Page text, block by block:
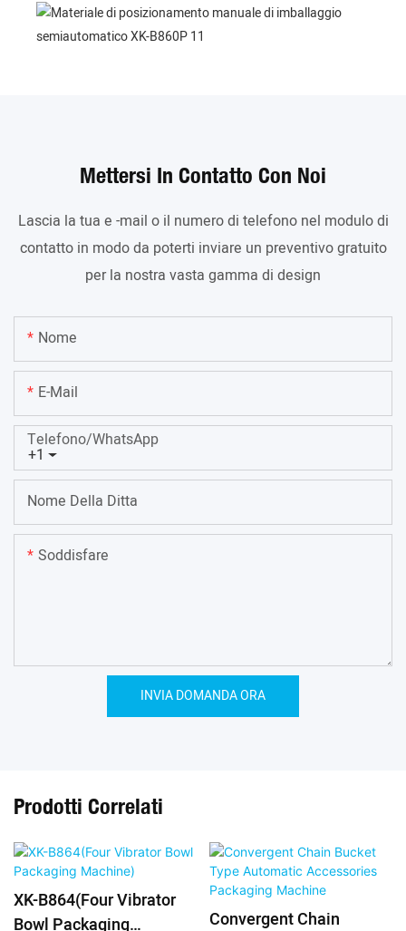
Mettersi In Contatto Con Noi
Lascia la tua e -mail o il numero di telefono nel modulo di
contatto in modo da poterti inviare un preventivo gratuito
per la nostra vasta gamma di design
Nome
E-Mail
+1
Telefono/WhatsApp
Nome Della Ditta
Soddisfare
INVIA DOMANDA ORA
Prodotti Correlati
XK-B864(Four Vibrator
Bowl Packaging
Convergent Chain